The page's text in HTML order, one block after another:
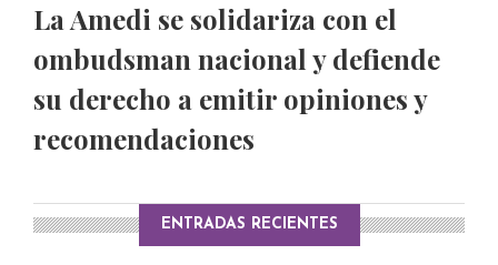
La Amedi se solidariza con el
ombudsman nacional y defiende
su derecho a emitir opiniones y
recomendaciones
ENTRADAS RECIENTES